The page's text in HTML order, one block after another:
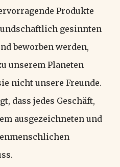
Produkte
gesinnten
beworben werden,
unserem Planeten
nicht unsere Freunde.
dass jedes Geschäft,
ausgezeichneten und